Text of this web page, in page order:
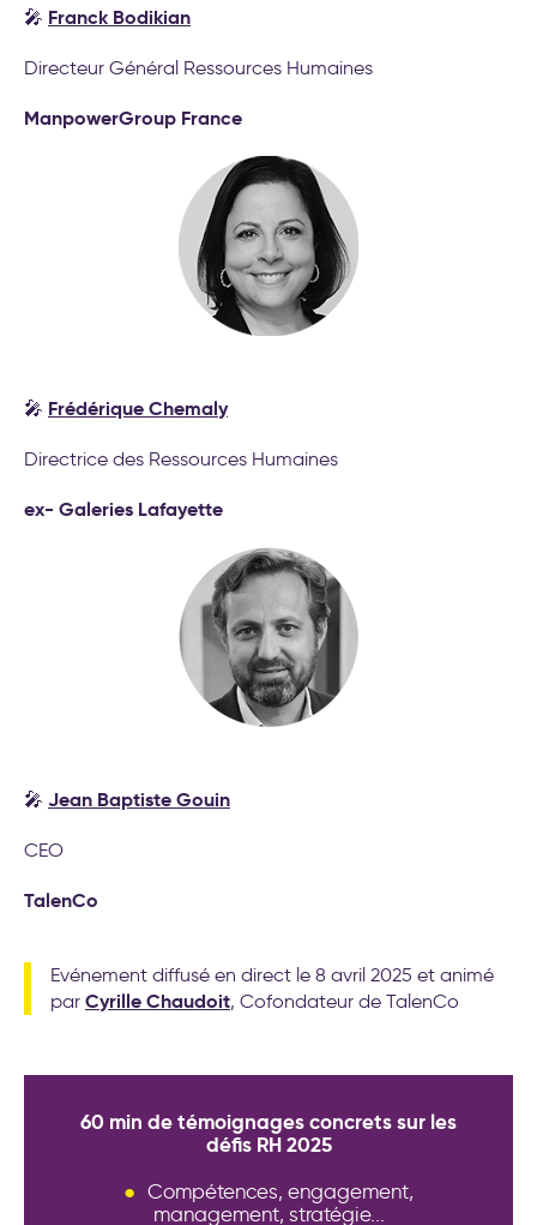
🎤 Franck Bodikian
Directeur Général Ressources Humaines
ManpowerGroup France
🎤 Frédérique Chemaly
Directrice des Ressources Humaines
ex- Galeries Lafayette
🎤 Jean Baptiste Gouin
CEO
TalenCo
Evénement diffusé en direct le 8 avril 2025 et animé
par Cyrille Chaudoit, Cofondateur de TalenCo
60 min de témoignages concrets sur les
défis RH 2025
Compétences, engagement,
management, stratégie...